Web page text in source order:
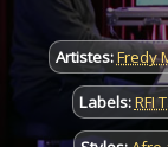
Artistes:Fredy
Labels:RFI